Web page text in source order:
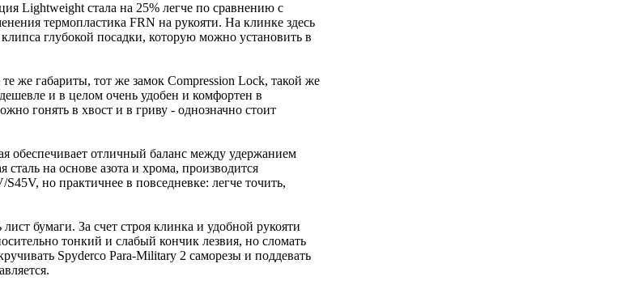
Lightweight стала на 25% легче по сравнению с
термопластика FRN на рукояти. На клинке здесь
глубокой посадки, которую можно установить в
же габариты, тот же замок Compression Lock, такой же
и в целом очень удобен и комфортен в
гонять в хвост и в гриву - однозначно стоит
обеспечивает отличный баланс между удержанием
на основе азота и хрома, производится
но практичнее в повседневке: легче точить,
бумаги. За счет строя клинка и удобной рукояти
тонкий и слабый кончик лезвия, но сломать
Spyderco Para-Military 2 саморезы и поддевать